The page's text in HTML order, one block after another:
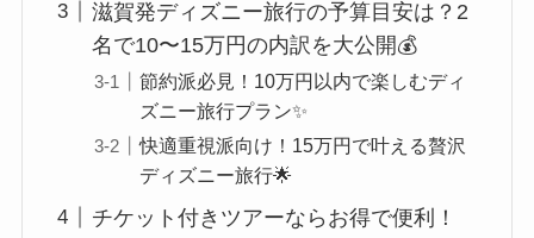
滋賀発ディズニー旅行の予算目安は？2
名で10〜15万円の内訳を大公開💰
節約派必見！10万円以内で楽しむディ
ズニー旅行プラン✨
快適重視派向け！15万円で叶える贅沢
ディズニー旅行🌟
チケット付きツアーならお得で便利！